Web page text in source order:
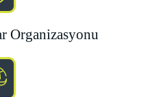
Organizasyonu